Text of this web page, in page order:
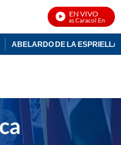
EN VIVO
Noticias Caracol En Vivo
ABELARDO DE LA ESPRIELLA